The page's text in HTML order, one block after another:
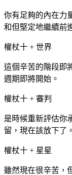
你有足夠的內在力
和但堅定地繼續前
權杖十 + 世界
這個辛苦的階段即
週期即將開始。
權杖十 + 審判
是時候重新評估你
留，現在該放下了。
權杖十 + 星星
雖然現在很辛苦，